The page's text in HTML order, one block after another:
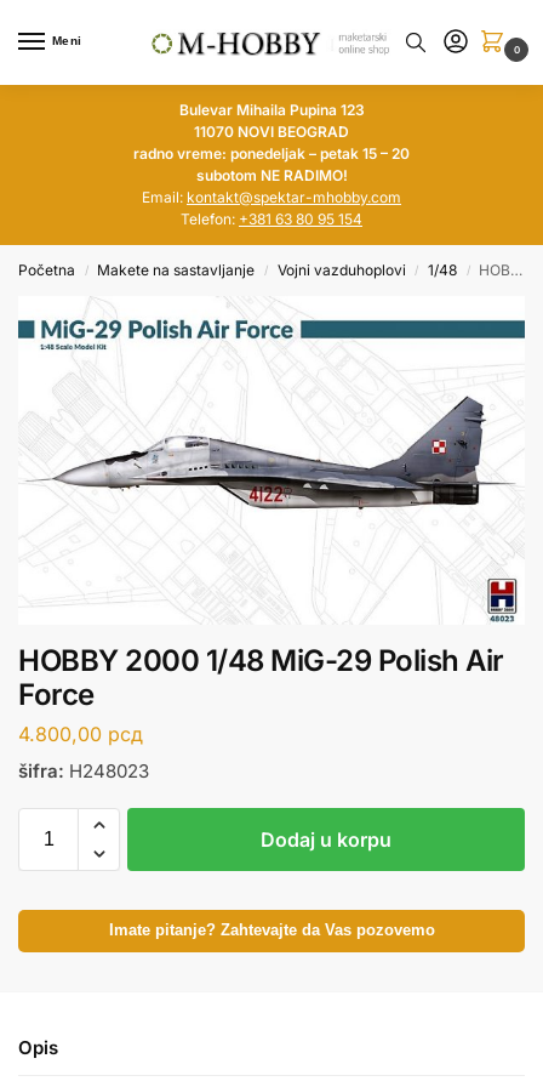
Meni
0
Bulevar Mihaila Pupina 123
11070 NOVI BEOGRAD
radno vreme: ponedeljak – petak 15 – 20
subotom NE RADIMO!
Email: kontakt@spektar-mhobby.com
Telefon: +381 63 80 95 154
Početna / Makete na sastavljanje / Vojni vazduhoplovi / 1/48 / HOBBY 2000 1/48 MiG-29 Polish Air Force
HOBBY 2000 1/48 MiG-29 Polish Air
Force
4.800,00 рсд
šifra: H248023
Dodaj u korpu
Imate pitanje? Zahtevajte da Vas pozovemo
Opis